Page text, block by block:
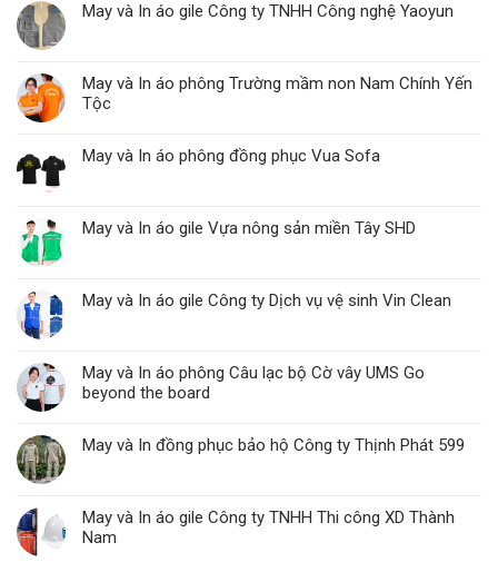
May và In áo gile Công ty TNHH Công nghệ Yaoyun
May và In áo phông Trường mầm non Nam Chính Yến
Tộc
May và In áo phông đồng phục Vua Sofa
May và In áo gile Vựa nông sản miền Tây SHD
May và In áo gile Công ty Dịch vụ vệ sinh Vin Clean
May và In áo phông Câu lạc bộ Cờ vây UMS Go
beyond the board
May và In đồng phục bảo hộ Công ty Thịnh Phát 599
May và In áo gile Công ty TNHH Thi công XD Thành
Nam